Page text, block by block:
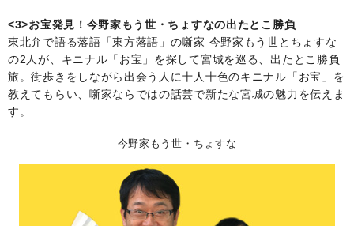
<3>お宝発見！今野家もう世・ちょすなの出たとこ勝負
東北弁で語る落語「東方落語」の噺家 今野家もう世とちょすな
の2人が、キニナル「お宝」を探して宮城を巡る、出たとこ勝負
旅。街歩きをしながら出会う人に十人十色のキニナル「お宝」を
教えてもらい、噺家ならではの話芸で新たな宮城の魅力を伝えま
す。
今野家もう世・ちょすな